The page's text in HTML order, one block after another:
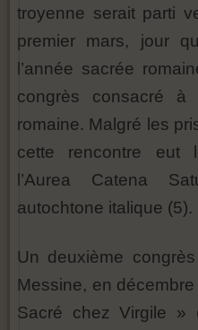
troyenne serait parti
premier mars, jour
l’année sacrée
congrès consacré à
romaine. Malgré les
cette rencontre eut
l’Aurea Catena
autochtone italique (5).
Un deuxième
Messine, en
Sacré chez Virgile »